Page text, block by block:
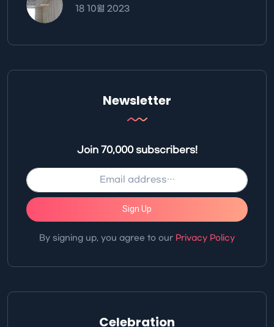
18 10월 2023
Newsletter
Join 70,000 subscribers!
Sign Up
By signing up, you agree to our Privacy Policy
Celebration